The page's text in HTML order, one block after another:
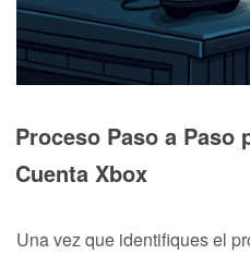
Proceso Paso a Paso
Cuenta Xbox
Una vez que identifiques el